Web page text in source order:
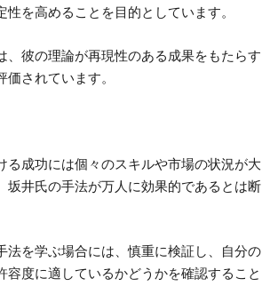
を高めることを目的としています。
、彼の理論が再現性のある成果をもたらす
されています。
る成功には個々のスキルや市場の状況が大
坂井氏の手法が万人に効果的であるとは断
法を学ぶ場合には、慎重に検証し、自分の
容度に適しているかどうかを確認すること